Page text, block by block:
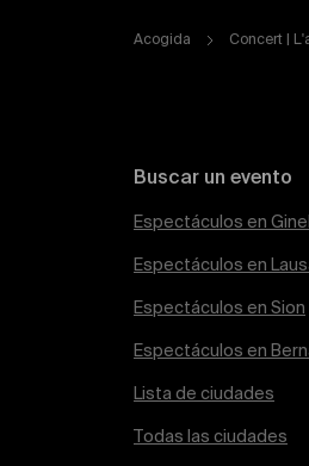
Acogida Concert |
Buscar un evento
Espectáculos en
Espectáculos en
Espectáculos en Sion
Espectáculos en
Lista de ciudades
Todas las ciudades